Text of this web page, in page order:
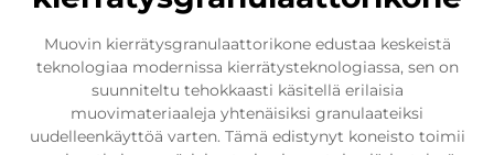
Muovin kierrätysgranulaattorikone edustaa keskeistä
teknologiaa modernissa kierrätysteknologiassa, sen on
suunniteltu tehokkaasti käsitellä erilaisia
muovimateriaaleja yhtenäisiksi granulaateiksi
uudelleenkäyttöä varten. Tämä edistynyt koneisto toimii